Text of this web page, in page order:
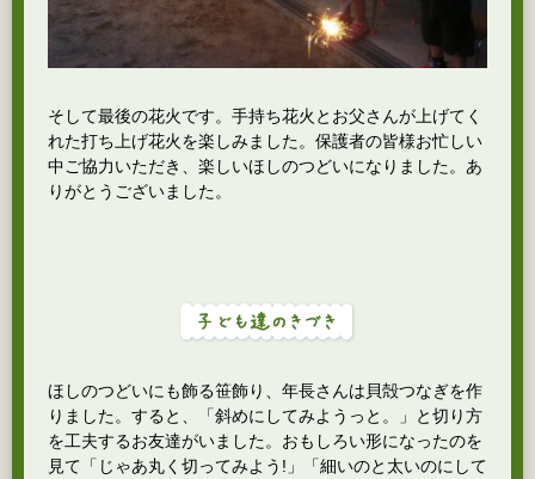
そして最後の花火です。手持ち花火とお父さんが上げてく
れた打ち上げ花火を楽しみました。保護者の皆様お忙しい
中ご協力いただき、楽しいほしのつどいになりました。あ
りがとうございました。
ほしのつどいにも飾る笹飾り、年長さんは貝殻つなぎを作
りました。すると、「斜めにしてみようっと。」と切り方
を工夫するお友達がいました。おもしろい形になったのを
見て「じゃあ丸く切ってみよう!」「細いのと太いのにして